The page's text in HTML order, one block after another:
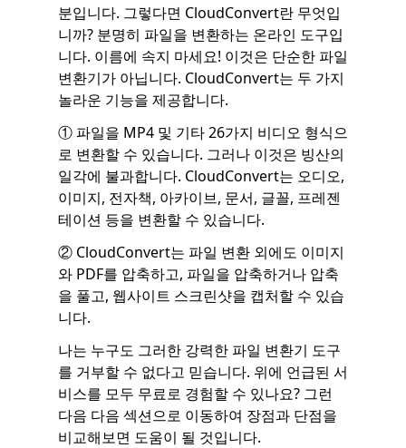
분입니다. 그렇다면 CloudConvert란 무엇입
니까? 분명히 파일을 변환하는 온라인 도구입
니다. 이름에 속지 마세요! 이것은 단순한 파일
변환기가 아닙니다. CloudConvert는 두 가지
놀라운 기능을 제공합니다.
① 파일을 MP4 및 기타 26가지 비디오 형식으
로 변환할 수 있습니다. 그러나 이것은 빙산의
일각에 불과합니다. CloudConvert는 오디오,
이미지, 전자책, 아카이브, 문서, 글꼴, 프레젠
테이션 등을 변환할 수 있습니다.
② CloudConvert는 파일 변환 외에도 이미지
와 PDF를 압축하고, 파일을 압축하거나 압축
을 풀고, 웹사이트 스크린샷을 캡처할 수 있습
니다.
나는 누구도 그러한 강력한 파일 변환기 도구
를 거부할 수 없다고 믿습니다. 위에 언급된 서
비스를 모두 무료로 경험할 수 있나요? 그런
다음 다음 섹션으로 이동하여 장점과 단점을
비교해보면 도움이 될 것입니다.